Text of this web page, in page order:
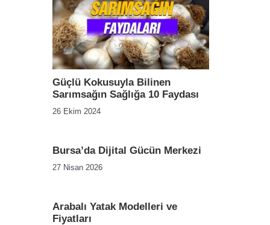
Güçlü Kokusuyla Bilinen
Sarımsağın Sağlığa 10 Faydası
26 Ekim 2024
Bursa’da Dijital Gücün Merkezi
27 Nisan 2026
Arabalı Yatak Modelleri ve
Fiyatları